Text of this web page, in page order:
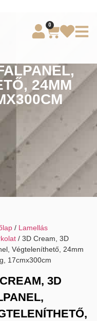
0
24MM
/ Lamellás
/ 3D Cream, 3D
Végteleníthető, 24mm
17cmx300cm
3D